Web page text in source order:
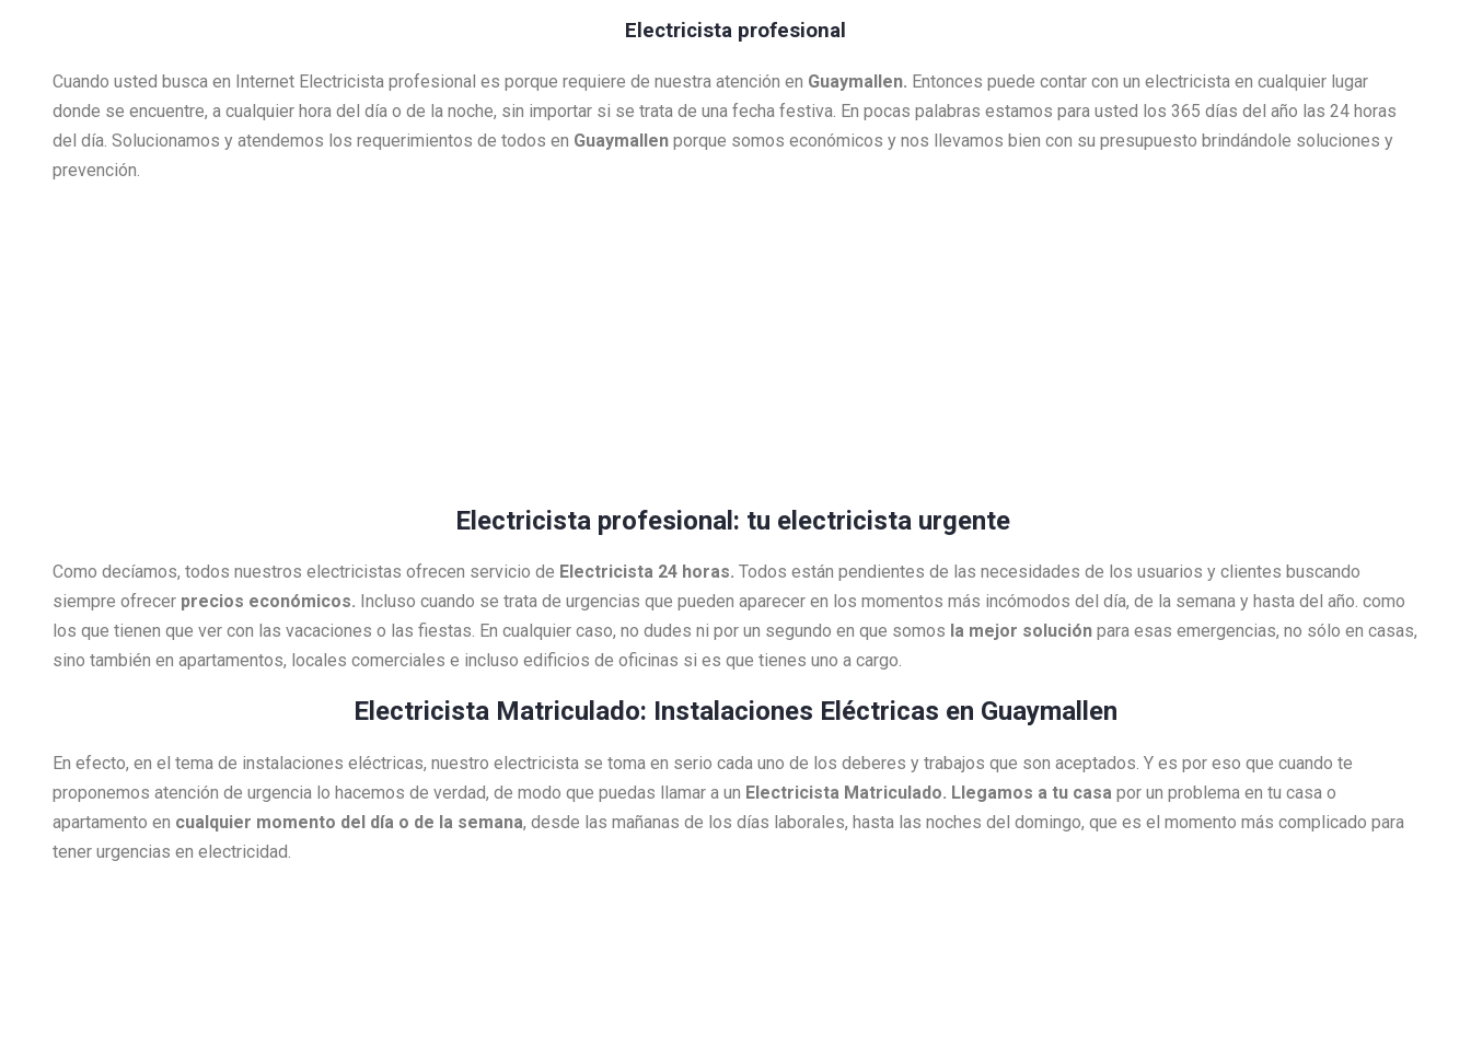
Electricista profesional
Cuando usted busca en Internet Electricista profesional es porque requiere de nuestra atención en Guaymallen. Entonces puede contar con un electricista en cualquier lugar
donde se encuentre, a cualquier hora del día o de la noche, sin importar si se trata de una fecha festiva. En pocas palabras estamos para usted los 365 días del año las 24 horas
del día. Solucionamos y atendemos los requerimientos de todos en Guaymallen porque somos económicos y nos llevamos bien con su presupuesto brindándole soluciones y
prevención.
Electricista profesional: tu electricista urgente
Como decíamos, todos nuestros electricistas ofrecen servicio de Electricista 24 horas. Todos están pendientes de las necesidades de los usuarios y clientes buscando
siempre ofrecer precios económicos. Incluso cuando se trata de urgencias que pueden aparecer en los momentos más incómodos del día, de la semana y hasta del año. como
los que tienen que ver con las vacaciones o las fiestas. En cualquier caso, no dudes ni por un segundo en que somos la mejor solución para esas emergencias, no sólo en casas,
sino también en apartamentos, locales comerciales e incluso edificios de oficinas si es que tienes uno a cargo.
Electricista Matriculado: Instalaciones Eléctricas en Guaymallen
En efecto, en el tema de instalaciones eléctricas, nuestro electricista se toma en serio cada uno de los deberes y trabajos que son aceptados. Y es por eso que cuando te
proponemos atención de urgencia lo hacemos de verdad, de modo que puedas llamar a un Electricista Matriculado. Llegamos a tu casa por un problema en tu casa o
apartamento en cualquier momento del día o de la semana, desde las mañanas de los días laborales, hasta las noches del domingo, que es el momento más complicado para
tener urgencias en electricidad.